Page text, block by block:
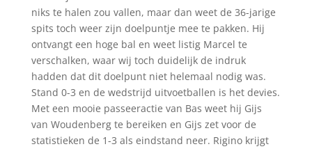
niks te halen zou vallen, maar dan weet de 36-jarige
spits toch weer zijn doelpuntje mee te pakken. Hij
ontvangt een hoge bal en weet listig Marcel te
verschalken, waar wij toch duidelijk de indruk
hadden dat dit doelpunt niet helemaal nodig was.
Stand 0-3 en de wedstrijd uitvoetballen is het devies.
Met een mooie passeeractie van Bas weet hij Gijs
van Woudenberg te bereiken en Gijs zet voor de
statistieken de 1-3 als eindstand neer. Rigino krijgt